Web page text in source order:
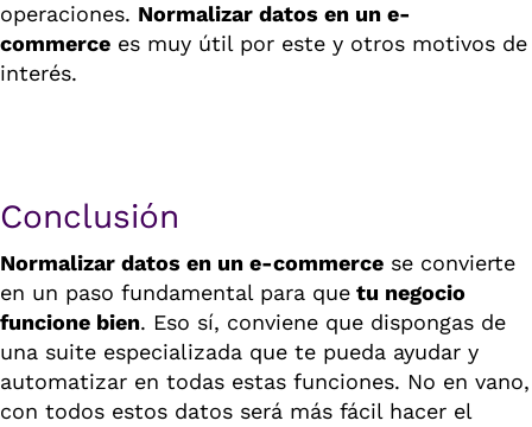
operaciones. Normalizar datos en un e-
commerce es muy útil por este y otros motivos de
interés.
Conclusión
Normalizar datos en un e-commerce se convierte
en un paso fundamental para que tu negocio
funcione bien. Eso sí, conviene que dispongas de
una suite especializada que te pueda ayudar y
automatizar en todas estas funciones. No en vano,
con todos estos datos será más fácil hacer el